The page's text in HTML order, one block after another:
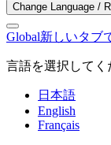
Change Language /
Global新しいタブ
言語を選択してく
日本語
English
Français